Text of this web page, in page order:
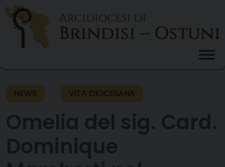
Skip
content
NEWS VITA DIOCESANA